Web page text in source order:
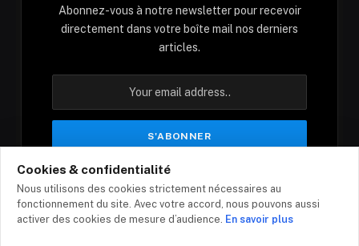
Abonnez-vous à notre newsletter pour recevoir
directement dans votre boîte mail nos derniers
articles.
En vous inscrivant, vous acceptez nos conditions
et notre politique de confidentialité.
Cookies & confidentialité
Nous utilisons des cookies strictement nécessaires au
fonctionnement du site. Avec votre accord, nous pouvons aussi
activer des cookies de mesure d’audience. En savoir plus